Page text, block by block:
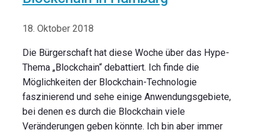
18. Oktober 2018
Die Bürgerschaft hat diese Woche über das Hype-
Thema „Blockchain“ debattiert. Ich finde die
Möglichkeiten der Blockchain-Technologie
faszinierend und sehe einige Anwendungsgebiete,
bei denen es durch die Blockchain viele
Veränderungen geben könnte. Ich bin aber immer